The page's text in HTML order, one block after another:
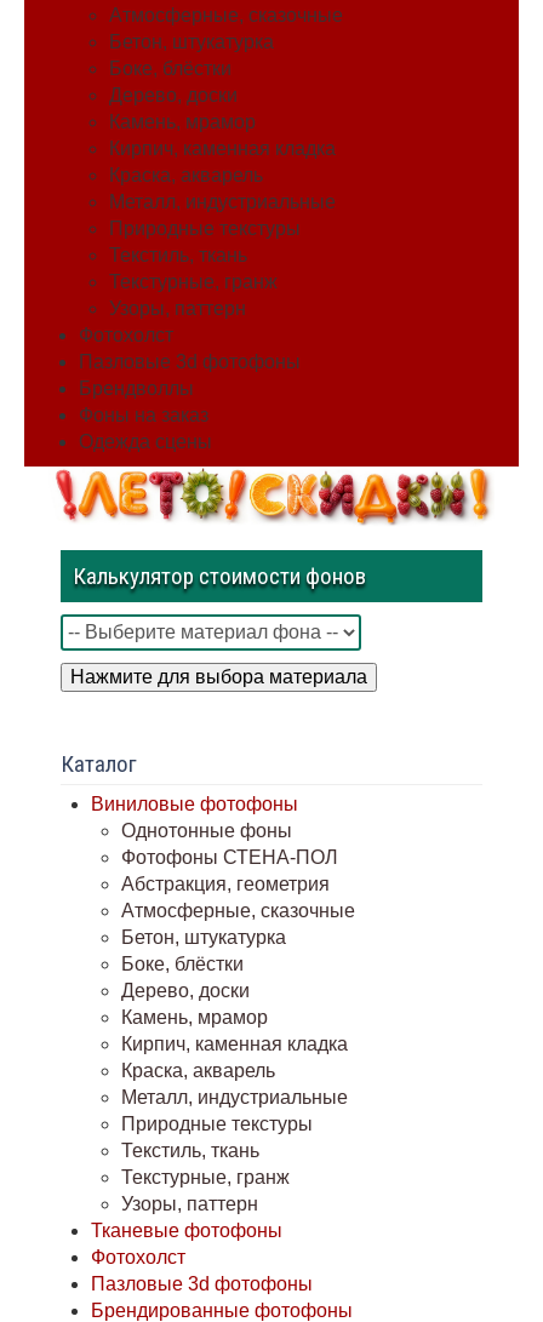
Атмосферные, сказочные
Бетон, штукатурка
Боке, блёстки
Дерево, доски
Камень, мрамор
Кирпич, каменная кладка
Краска, акварель
Металл, индустриальные
Природные текстуры
Текстиль, ткань
Текстурные, гранж
Узоры, паттерн
Фотохолст
Пазловые 3d фотофоны
Брендволлы
Фоны на заказ
Одежда сцены
Калькулятор стоимости фонов
Нажмите для выбора материала
Каталог
Виниловые фотофоны
Однотонные фоны
Фотофоны СТЕНА-ПОЛ
Абстракция, геометрия
Атмосферные, сказочные
Бетон, штукатурка
Боке, блёстки
Дерево, доски
Камень, мрамор
Кирпич, каменная кладка
Краска, акварель
Металл, индустриальные
Природные текстуры
Текстиль, ткань
Текстурные, гранж
Узоры, паттерн
Тканевые фотофоны
Фотохолст
Пазловые 3d фотофоны
Брендированные фотофоны